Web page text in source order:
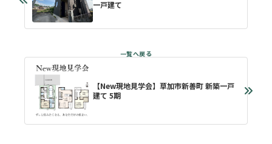
一戸建て
【New現地見学会】草加市新善町 新築一戸
建て 5期